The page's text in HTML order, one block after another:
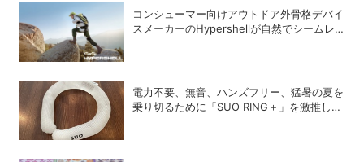
コンシューマー向けアウトドア外骨格デバイ
スメーカーのHypershellが自然でシームレ
電力不要、無音、ハンズフリー、猛暑の夏を
乗り切るために「SUO RING＋」を激推しし